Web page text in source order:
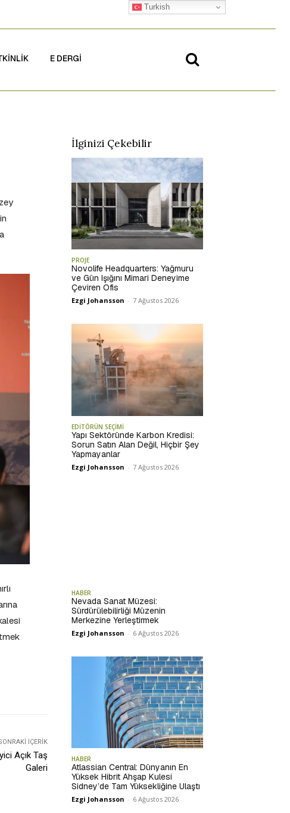
E DERGİ
İÇERIK
Açık Taş
Galeri
İlginizi Çekebilir
PROJE
Novolife Headquarters: Yağmuru
ve Gün Işığını Mimari Deneyime
Çeviren Ofis
Ezgi Johansson - 7 Ağustos 2026
EDİTÖRÜN SEÇİMİ
Yapı Sektöründe Karbon Kredisi:
Sorun Satın Alan Değil, Hiçbir Şey
Yapmayanlar
Ezgi Johansson - 7 Ağustos 2026
HABER
Nevada Sanat Müzesi:
Sürdürülebilirliği Müzenin
Merkezine Yerleştirmek
Ezgi Johansson - 6 Ağustos 2026
HABER
Atlassian Central: Dünyanın En
Yüksek Hibrit Ahşap Kulesi
Sidney’de Tam Yüksekliğine Ulaştı
Ezgi Johansson - 6 Ağustos 2026
Turkish